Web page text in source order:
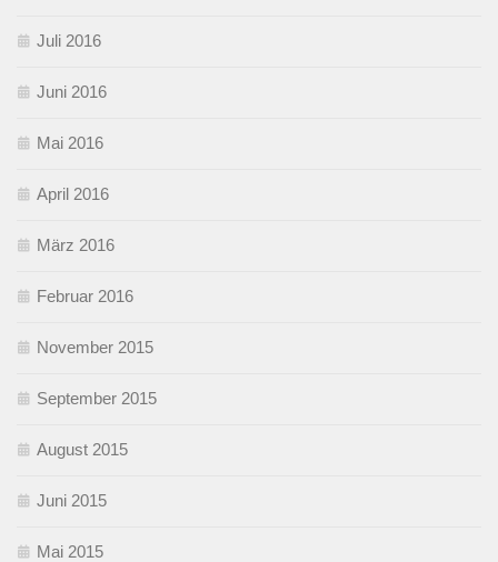
Juli 2016
Juni 2016
Mai 2016
April 2016
März 2016
Februar 2016
November 2015
September 2015
August 2015
Juni 2015
Mai 2015